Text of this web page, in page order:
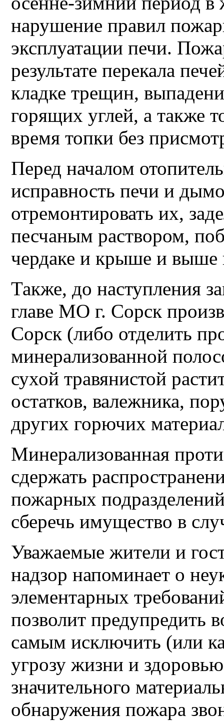
нарушение правил
эксплуатации печи.
результате перекала
кладке трещин,
горящих углей, а также
время топки без
Перед началом
исправность печи и
отремонтировать их,
песчаным раствором,
чердаке и крыше и выше
Также, до наступления
главе МО г. Сорск
Сорск (либо отделить
минерализованной
сухой травянистой
остатков, валежника,
других горючих
Минерализованная
сдержать
пожарных
сберечь имущество в
Уважаемые жители и
надзор напоминает о
элементарных
позволит предупредить
самым исключить (или
угрозу жизни и
значительного
обнаружения пожара